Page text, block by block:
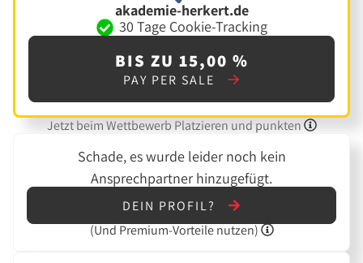
akademie-herkert.de
30 Tage Cookie-Tracking
BIS ZU 15,00 %
PAY PER SALE
Jetzt beim Wettbewerb Platzieren und punkten
Schade, es wurde leider noch kein
Ansprechpartner hinzugefügt.
DEIN PROFIL?
(Und Premium-Vorteile nutzen)